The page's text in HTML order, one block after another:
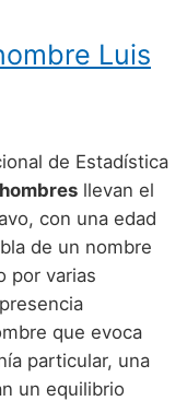
por L
por M
por O
por P
por Q
por R
por S
por T
Luis
de Estadística
llevan el
con una edad
de un nombre
por varias
que evoca
particular, una
un equilibrio